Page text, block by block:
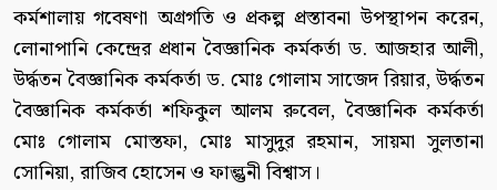
কর্মশালায় গবেষণা অগ্রগতি ও প্রকল্প প্রস্তাবনা উপস্থাপন করেন,
লোনাপানি কেন্দ্রের প্রধান বৈজ্ঞানিক কর্মকর্তা ড. আজহার আলী,
উর্দ্ধতন বৈজ্ঞানিক কর্মকর্তা ড. মোঃ গোলাম সাজেদ রিয়ার, উর্দ্ধতন
বৈজ্ঞানিক কর্মকর্তা শফিকুল আলম রুবেল, বৈজ্ঞানিক কর্মকর্তা
মোঃ গোলাম মোস্তফা, মোঃ মাসুদুর রহমান, সায়মা সুলতানা
সোনিয়া, রাজিব হোসেন ও ফাল্গুনী বিশ্বাস।